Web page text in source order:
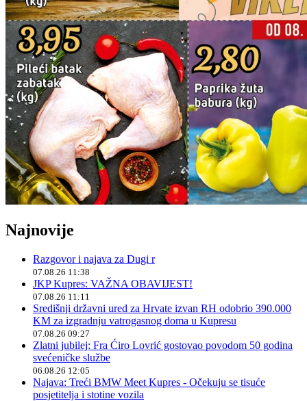
Najnovije
Razgovor i najava za Dugi r
07.08.26 11:38
JKP Kupres: VAŽNA OBAVIJEST!
07.08.26 11:11
Središnji državni ured za Hrvate izvan RH odobrio 390.000
KM za izgradnju vatrogasnog doma u Kupresu
07.08.26 09:27
Zlatni jubilej: Fra Ćiro Lovrić gostovao povodom 50 godina
svećeničke službe
06.08.26 12:05
Najava: Treći BMW Meet Kupres - Očekuju se tisuće
posjetitelja i stotine vozila